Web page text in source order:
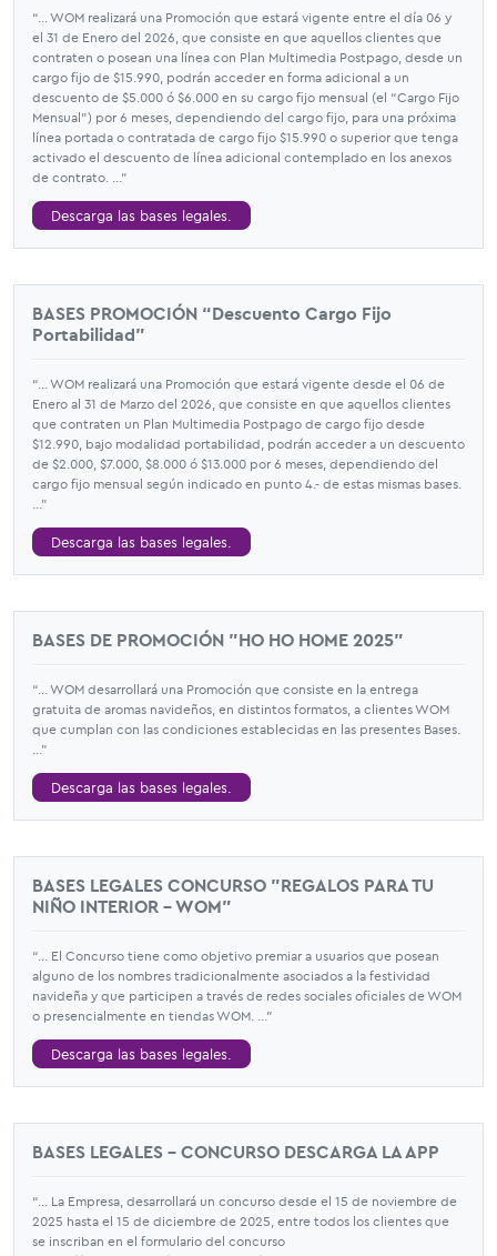
“... WOM realizará una Promoción que estará vigente entre el día 06 y
el 31 de Enero del 2026, que consiste en que aquellos clientes que
contraten o posean una línea con Plan Multimedia Postpago, desde un
cargo fijo de $15.990, podrán acceder en forma adicional a un
descuento de $5.000 ó $6.000 en su cargo fijo mensual (el “Cargo Fijo
Mensual”) por 6 meses, dependiendo del cargo fijo, para una próxima
línea portada o contratada de cargo fijo $15.990 o superior que tenga
activado el descuento de línea adicional contemplado en los anexos
de contrato. ...”
Descarga las bases legales.
BASES PROMOCIÓN “Descuento Cargo Fijo
Portabilidad”
“... WOM realizará una Promoción que estará vigente desde el 06 de
Enero al 31 de Marzo del 2026, que consiste en que aquellos clientes
que contraten un Plan Multimedia Postpago de cargo fijo desde
$12.990, bajo modalidad portabilidad, podrán acceder a un descuento
de $2.000, $7.000, $8.000 ó $13.000 por 6 meses, dependiendo del
cargo fijo mensual según indicado en punto 4.- de estas mismas bases.
...”
Descarga las bases legales.
BASES DE PROMOCIÓN "HO HO HOME 2025"
“... WOM desarrollará una Promoción que consiste en la entrega
gratuita de aromas navideños, en distintos formatos, a clientes WOM
que cumplan con las condiciones establecidas en las presentes Bases.
...”
Descarga las bases legales.
BASES LEGALES CONCURSO "REGALOS PARA TU
NIÑO INTERIOR – WOM"
“... El Concurso tiene como objetivo premiar a usuarios que posean
alguno de los nombres tradicionalmente asociados a la festividad
navideña y que participen a través de redes sociales oficiales de WOM
o presencialmente en tiendas WOM. ...”
Descarga las bases legales.
BASES LEGALES - CONCURSO DESCARGA LA APP
“... La Empresa, desarrollará un concurso desde el 15 de noviembre de
2025 hasta el 15 de diciembre de 2025, entre todos los clientes que
se inscriban en el formulario del concurso